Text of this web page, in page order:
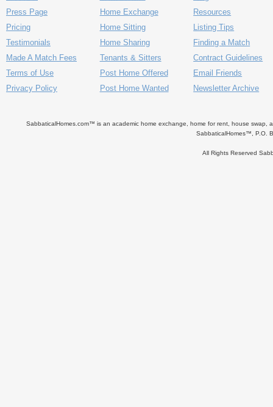
Press Page
Pricing
Testimonials
Made A Match Fees
Terms of Use
Privacy Policy
Home Exchange
Home Sitting
Home Sharing
Tenants & Sitters
Post Home Offered
Post Home Wanted
Resources
Listing Tips
Finding a Match
Contract Guidelines
Email Friends
Newsletter Archive
SabbaticalHomes.com™ is an academic home exchange, home for rent, house swap,
SabbaticalHomes™, P.O.
All Rights Reserved